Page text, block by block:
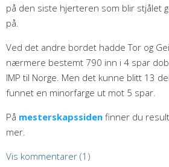
på den siste hjerteren som blir stjålet
på.
Ved det andre bordet hadde Tor og
nærmere bestemt 790 inn i 4 spar
IMP til Norge. Men det kunne blitt 13
funnet en minorfarge ut mot 5 spar.
På mesterskapssiden finner du
mer.
Vis kommentarer (1)